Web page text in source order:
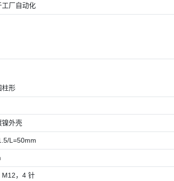
工厂自动化
柱形
镍外壳
L=50mm
M12，4 针